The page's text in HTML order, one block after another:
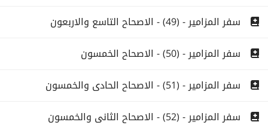
سفر المزامير - (49) - الاصحاح التاسع والاربعون
سفر المزامير - (50) - الاصحاح الخمسون
سفر المزامير - (51) - الاصحاح الحادى والخمسون
سفر المزامير - (52) - الاصحاح الثانى والخمسون